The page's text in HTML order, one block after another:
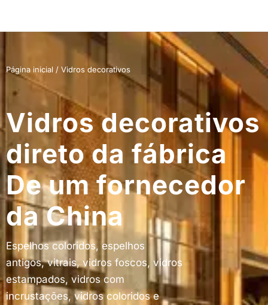
Página inicial / Vidros decorativos
Vidros decorativos
direto da fábrica
De um fornecedor
da China
Espelhos coloridos, espelhos
antigos, vitrais, vidros foscos, vidros
estampados, vidros com
incrustações, vidros coloridos e